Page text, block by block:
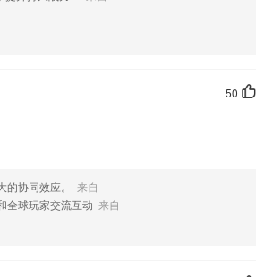
卷风、暴风雪、闪电，通过详细的语音讲解，
50
协同效应。
来自
全球玩家交流互动 来自